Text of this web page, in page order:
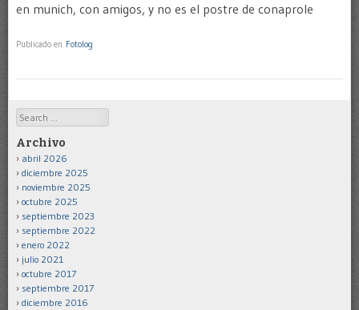
en munich, con amigos, y no es el postre de conaprole
Publicado en Fotolog
Search
Archivo
abril 2026
diciembre 2025
noviembre 2025
octubre 2025
septiembre 2023
septiembre 2022
enero 2022
julio 2021
octubre 2017
septiembre 2017
diciembre 2016